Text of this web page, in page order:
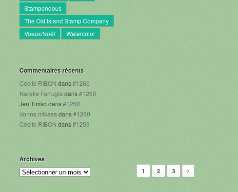
Stampendous
The Old Island Stamp Company
Voeux/Noël
Watercolor
Commentaires récents
Cécile RIBON dans#1260
Narelle Farrugia dans#1260
Jen Timko dans#1260
donna mikasa dans#1260
Cécile RIBON dans#1259
Archives
Archives 1 2 3